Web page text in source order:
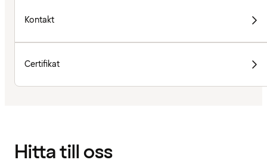
Kontakt
Certifikat
Hitta till oss